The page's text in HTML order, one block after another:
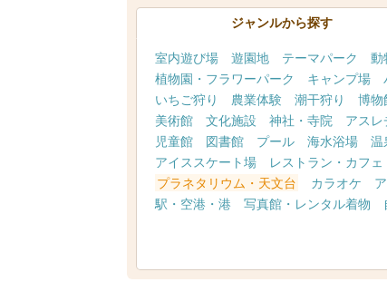
ジャンルから探す
室内遊び場 遊園地 テーマパーク 動
植物園・フラワーパーク
キャンプ場
いちご狩り
農業体験 潮干狩り 博物
美術館
文化施設 神社・寺院 アスレ
児童館
図書館 プール 海水浴場 温
アイススケート場
レストラン・カフェ
プラネタリウム・天文台
カラオケ
駅・空港・港
写真館・レンタル着物